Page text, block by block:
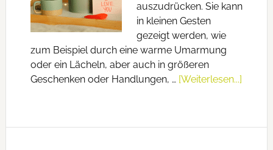
auszudrücken. Sie kann
in kleinen Gesten
gezeigt werden, wie
zum Beispiel durch eine warme Umarmung
oder ein Lächeln, aber auch in größeren
Geschenken oder Handlungen, … [Weiterlesen...]